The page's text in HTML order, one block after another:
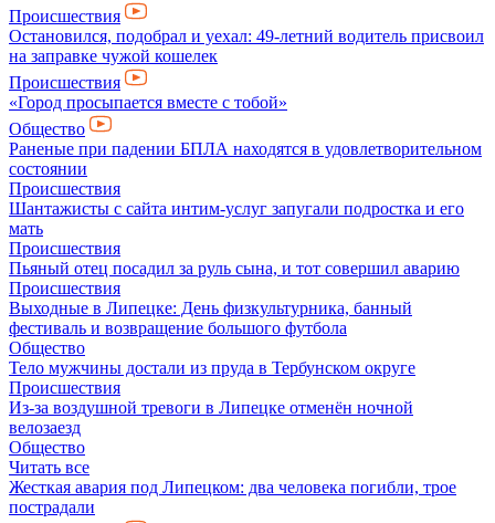
Происшествия
Остановился, подобрал и уехал: 49-летний водитель присвоил
на заправке чужой кошелек
Происшествия
«Город просыпается вместе с тобой»
Общество
Раненые при падении БПЛА находятся в удовлетворительном
состоянии
Происшествия
Шантажисты с сайта интим-услуг запугали подростка и его
мать
Происшествия
Пьяный отец посадил за руль сына, и тот совершил аварию
Происшествия
Выходные в Липецке: День физкультурника, банный
фестиваль и возвращение большого футбола
Общество
Тело мужчины достали из пруда в Тербунском округе
Происшествия
Из-за воздушной тревоги в Липецке отменён ночной
велозаезд
Общество
Читать все
Жесткая авария под Липецком: два человека погибли, трое
пострадали